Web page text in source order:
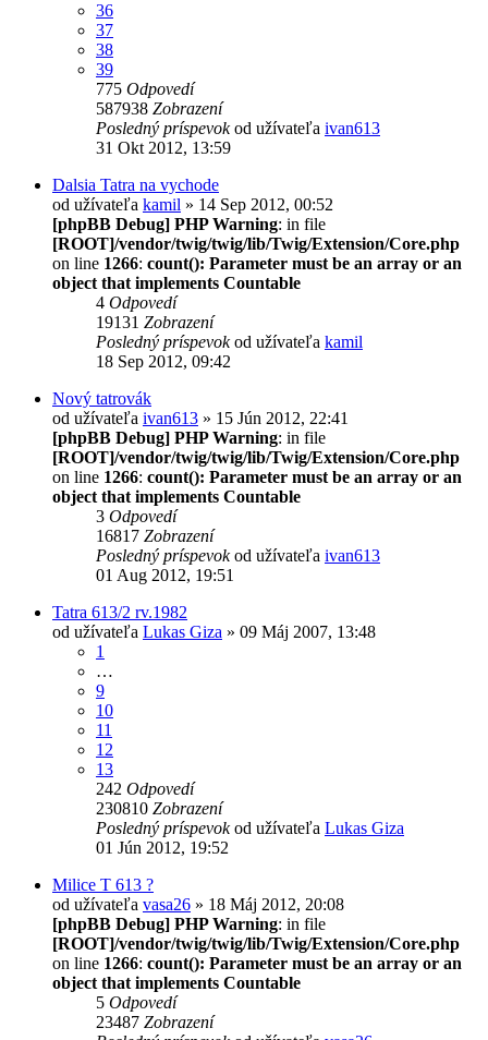
36
37
38
39
775 Odpovedí
587938 Zobrazení
Posledný príspevokod užívateľa ivan613
31 Okt 2012, 13:59
Dalsia Tatra na vychode
od užívateľa kamil » 14 Sep 2012, 00:52
[phpBB Debug] PHP Warning: in file
[ROOT]/vendor/twig/twig/lib/Twig/Extension/Core.php
on line 1266: count(): Parameter must be an array or an
object that implements Countable
4 Odpovedí
19131 Zobrazení
Posledný príspevokod užívateľa kamil
18 Sep 2012, 09:42
Nový tatrovák
od užívateľa ivan613 » 15 Jún 2012, 22:41
[phpBB Debug] PHP Warning: in file
[ROOT]/vendor/twig/twig/lib/Twig/Extension/Core.php
on line 1266: count(): Parameter must be an array or an
object that implements Countable
3 Odpovedí
16817 Zobrazení
Posledný príspevokod užívateľa ivan613
01 Aug 2012, 19:51
Tatra 613/2 rv.1982
od užívateľa Lukas Giza » 09 Máj 2007, 13:48
1
…
9
10
11
12
13
242 Odpovedí
230810 Zobrazení
Posledný príspevokod užívateľa Lukas Giza
01 Jún 2012, 19:52
Milice T 613 ?
od užívateľa vasa26 » 18 Máj 2012, 20:08
[phpBB Debug] PHP Warning: in file
[ROOT]/vendor/twig/twig/lib/Twig/Extension/Core.php
on line 1266: count(): Parameter must be an array or an
object that implements Countable
5 Odpovedí
23487 Zobrazení